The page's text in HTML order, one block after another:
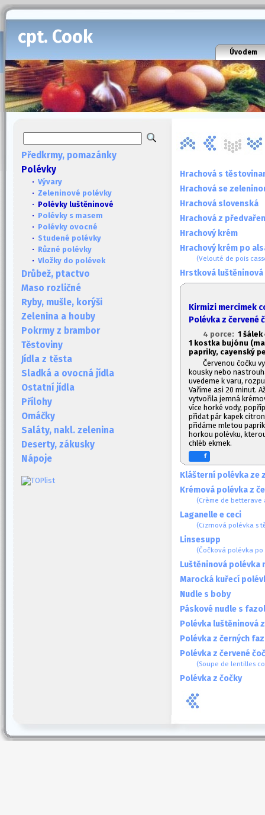
cpt. Cook
Úvodem
Předkrmy, pomazánky
Polévky
· Vývary
· Zeleninové polévky
· Polévky luštěninové
· Polévky s masem
· Polévky ovocné
· Studené polévky
· Různé polévky
· Vložky do polévek
Drůbež, ptactvo
Maso rozličné
Ryby, mušle, korýši
Zelenina a houby
Pokrmy z brambor
Těstoviny
Jídla z těsta
Sladká a ovocná jídla
Ostatní jídla
Přílohy
Omáčky
Saláty, nakl. zelenina
Deserty, zákusky
Nápoje
Hrachová s
Hrachová se
Hrachová slovenská
Hrachová z
Hrachový krém
Hrachový krém po
(Velouté de pois
Hrstková luštěninová
Kirmizi mercimek
Polévka z červené
4 porce: 1 šálek
1 kostka bujónu
papriky, cayenský
Červenou čočku
kousky nebo
uvedeme k varu,
Vaříme asi 20 minut.
vytvořila jemná
více horké vody,
přidat pár kapek
přidáme mletou
horkou polévku,
chléb ekmek.
f
Klášterní polévka ze
Krémová polévka z
(Crème de betterave
Laganelle e ceci
(Cizrnová polévka s
Linsesupp
(Čočková polévka po
Luštěninová polévka
Marocká kuřecí
Nudle s boby
Páskové nudle s
Polévka luštěninová
Polévka z černých
Polévka z červené
(Soupe de lentilles
Polévka z čočky